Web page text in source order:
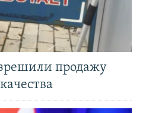
продажу